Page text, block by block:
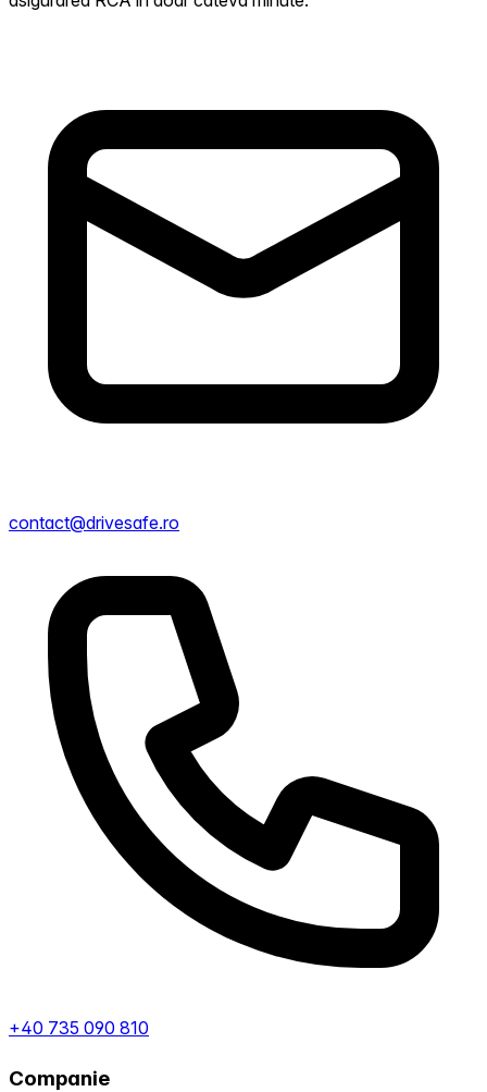
contact@drivesafe.ro
+40 735 090 810
Companie